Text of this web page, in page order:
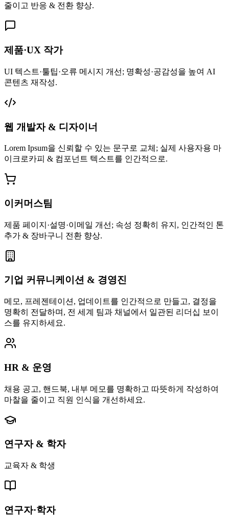
줄이고 반응 & 전환 향상.
제품·UX 작가
UI 텍스트·툴팁·오류 메시지 개선; 명확성·공감성을 높여 AI
콘텐츠 재작성.
웹 개발자 & 디자이너
Lorem Ipsum을 신뢰할 수 있는 문구로 교체; 실제 사용자용 마
이크로카피 & 컴포넌트 텍스트를 인간적으로.
이커머스팀
제품 페이지·설명·이메일 개선; 속성 정확히 유지, 인간적인 톤
추가 & 장바구니 전환 향상.
기업 커뮤니케이션 & 경영진
메모, 프레젠테이션, 업데이트를 인간적으로 만들고, 결정을
명확히 전달하며, 전 세계 팀과 채널에서 일관된 리더십 보이
스를 유지하세요.
HR & 운영
채용 공고, 핸드북, 내부 메모를 명확하고 따뜻하게 작성하여
마찰을 줄이고 직원 인식을 개선하세요.
연구자 & 학자
교육자 & 학생
연구자·학자